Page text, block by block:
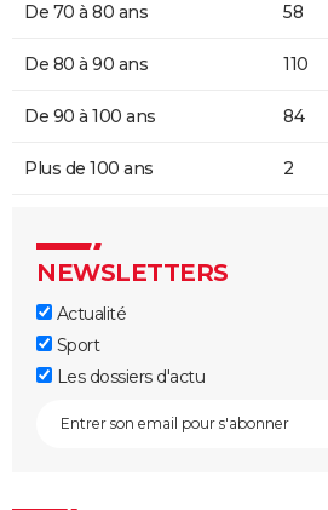
De 70 à 80 ans 58
De 80 à 90 ans 110
De 90 à 100 ans 84
Plus de 100 ans 2
NEWSLETTERS
Actualité
Sport
Les dossiers d'actu